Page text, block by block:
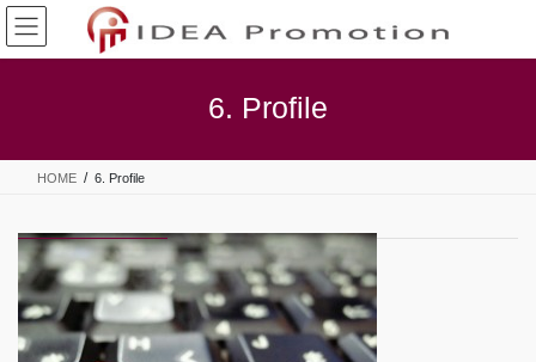
コ
ン
テ
ス
ナ
ビ
ゲ
ン
6. Profile
HOME 6. Profile